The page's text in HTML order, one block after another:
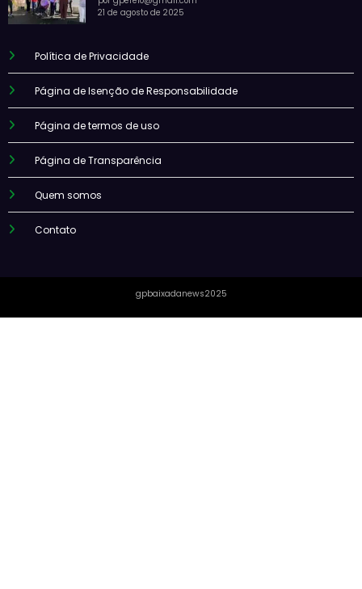
21 de agosto de 2025
Política de Privacidade
Página de Isenção de Responsabilidade
Página de termos de uso
Página de Transparência
Quem somos
Contato
gpbaixadanews2025